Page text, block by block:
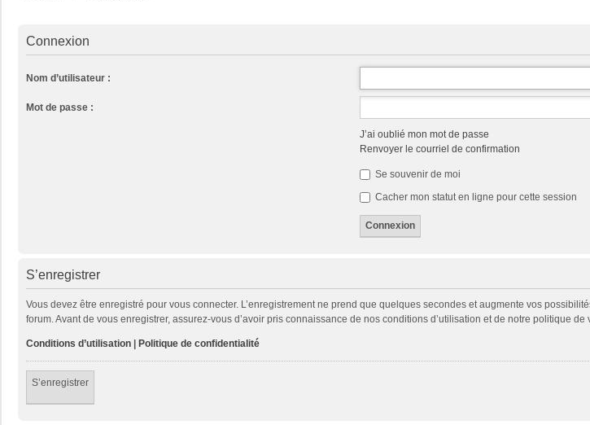
Connexion
Nom d’utilisateur :
Mot de passe :
J’ai oublié mon mot de passe
Renvoyer le courriel de confirmation
Se souvenir de moi
Cacher mon statut en ligne pour cette session
S’enregistrer
Vous devez être enregistré pour vous connecter. L’enregistrement ne prend que quelques secondes et augmente vos
forum. Avant de vous enregistrer, assurez-vous d’avoir pris connaissance de nos conditions d’utilisation et de notre politique
Conditions d’utilisation | Politique de confidentialité
S’enregistrer